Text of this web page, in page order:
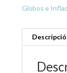
Globos e